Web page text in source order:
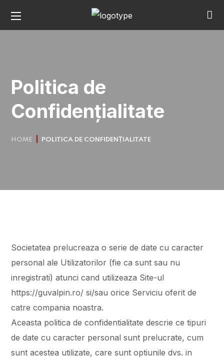
Politica de
Confidențialitate
HOME POLITICA DE CONFIDENȚIALITATE
Societatea prelucreaza o serie de date cu caracter
personal ale Utilizatorilor (fie ca sunt sau nu
inregistrati) atunci cand utilizeaza Site-ul
https://guvalpin.ro/ si/sau orice Serviciu oferit de
catre compania noastra.
Aceasta politica de confidentialitate descrie ce tipuri
de date cu caracter personal sunt prelucrate, cum
sunt acestea utilizate, care sunt optiunile dvs. in